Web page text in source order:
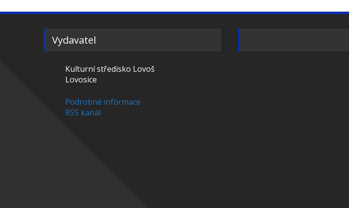
Vydavatel
Kulturní středisko Lovoš
Lovosice
Podrobné informace
RSS kanál